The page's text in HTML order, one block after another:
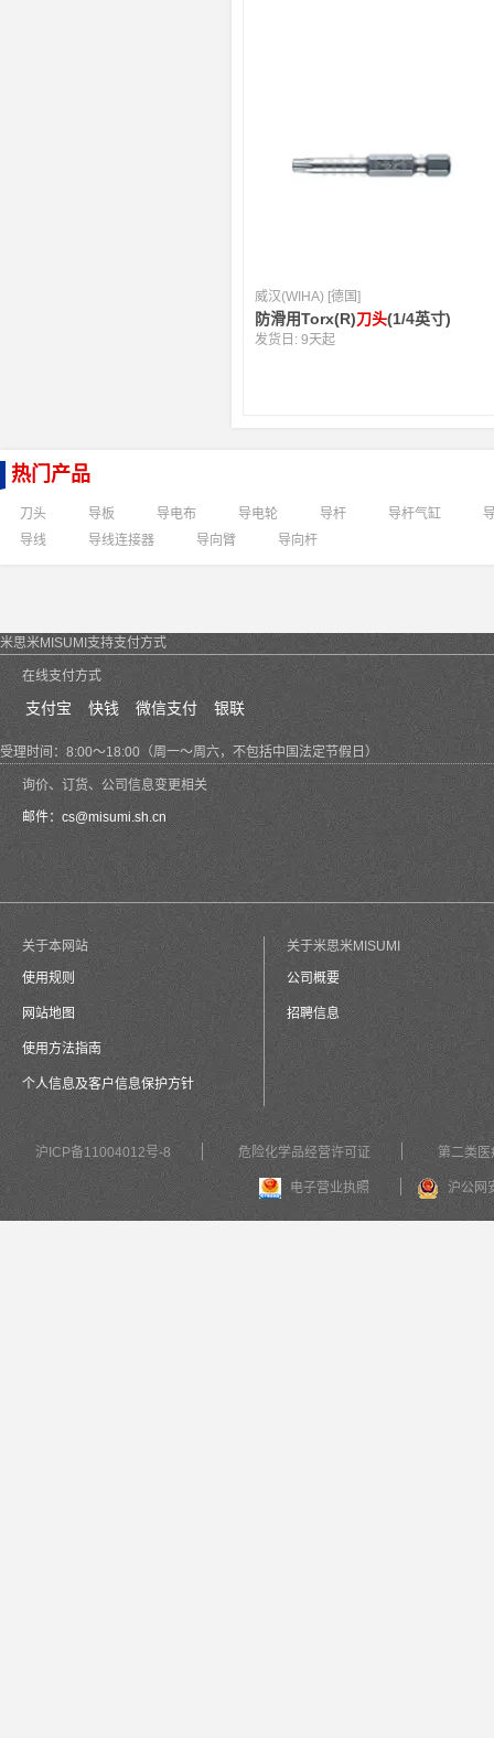
威汉(WIHA) [德国]
防滑用Torx(R)刀头(1/4英寸)
发货日:9天起
热门产品
刀头 导板 导电布 导电轮 导杆 导杆气缸
导线
导线连接器 导向臂 导向杆
米思米MISUMI支持支付方式
在线支付方式
支付宝 快钱 微信支付 银联
受理时间：8:00～18:00（周一～周六，不包括中国法定节假日）
询价、订货、公司信息变更相关
邮件： cs@misumi.sh.cn
关于本网站
使用规则
网站地图
使用方法指南
个人信息及客户信息保护方针
关于米思米MISUMI
公司概要
招聘信息
沪ICP备11004012号-8 危险化学品经营许可证 第二类医
电子营业执照 沪公网